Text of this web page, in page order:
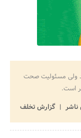
ولی مسئولیت صحت
است.
ناشر
گزارش تخلف